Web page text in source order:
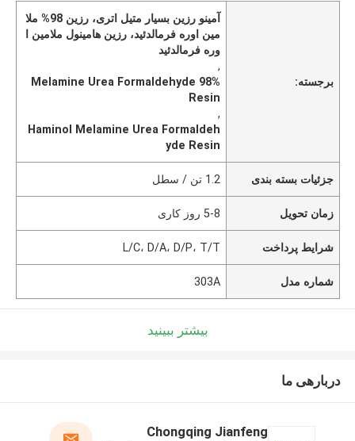
برجسته:
آمینو رزین بسیار متیل اتری، رزین 98% ملا
مین اوره فرمالدئید، رزین هامینول ملامین ا
وره فرمالدئید
,
98% Melamine Urea Formaldehyde
Resin
,
Haminol Melamine Urea Formaldeh
yde Resin
جزئیات بسته بندی 1.2 تن / سطل
زمان تحویل 5-8 روز کاری
شرایط پرداخت L/C، D/A، D/P، T/T
شماره مدل 303A
بیشتر ببینید
دربارهی ما
Chongqing Jianfeng